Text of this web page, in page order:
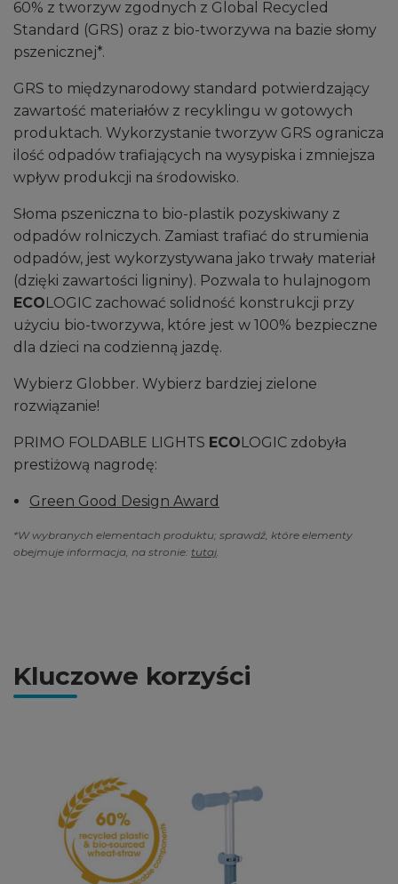
60% z tworzyw zgodnych z Global Recycled
Standard (GRS) oraz z bio-tworzywa na bazie słomy
pszenicznej*.
GRS to międzynarodowy standard potwierdzający
zawartość materiałów z recyklingu w gotowych
produktach. Wykorzystanie tworzyw GRS ogranicza
ilość odpadów trafiających na wysypiska i zmniejsza
wpływ produkcji na środowisko.
Słoma pszeniczna to bio-plastik pozyskiwany z
odpadów rolniczych. Zamiast trafiać do strumienia
odpadów, jest wykorzystywana jako trwały materiał
(dzięki zawartości ligniny). Pozwala to hulajnogom
ECOLOGIC zachować solidność konstrukcji przy
użyciu bio-tworzywa, które jest w 100% bezpieczne
dla dzieci na codzienną jazdę.
Wybierz Globber. Wybierz bardziej zielone
rozwiązanie!
PRIMO FOLDABLE LIGHTS ECOLOGIC zdobyła
prestiżową nagrodę:
Green Good Design Award
*W wybranych elementach produktu; sprawdź, które elementy
obejmuje informacja, na stronie: tutaj.
Kluczowe korzyści